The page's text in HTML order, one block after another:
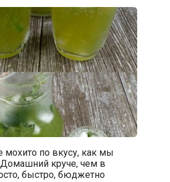
мохито по вкусу, как мы
круче, чем в
быстро, бюджетно